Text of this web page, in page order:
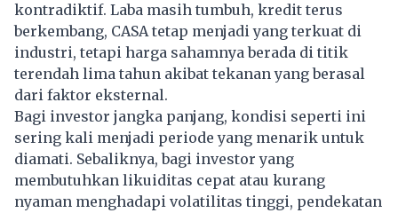
kontradiktif. Laba masih tumbuh, kredit terus
berkembang, CASA tetap menjadi yang terkuat di
industri, tetapi harga sahamnya berada di titik
terendah lima tahun akibat tekanan yang berasal
dari faktor eksternal.
Bagi investor jangka panjang, kondisi seperti ini
sering kali menjadi periode yang menarik untuk
diamati. Sebaliknya, bagi investor yang
membutuhkan likuiditas cepat atau kurang
nyaman menghadapi volatilitas tinggi, pendekatan